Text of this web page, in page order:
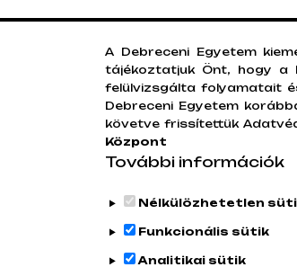
A Debreceni Egyetem
tájékoztatjuk Önt, hogy a
felülvizsgálta folyamatait
Debreceni Egyetem
követve frissítettük
Központ
További információk
Nélkülözhetetlen
Funkcionális sütik
Analitikai sütik